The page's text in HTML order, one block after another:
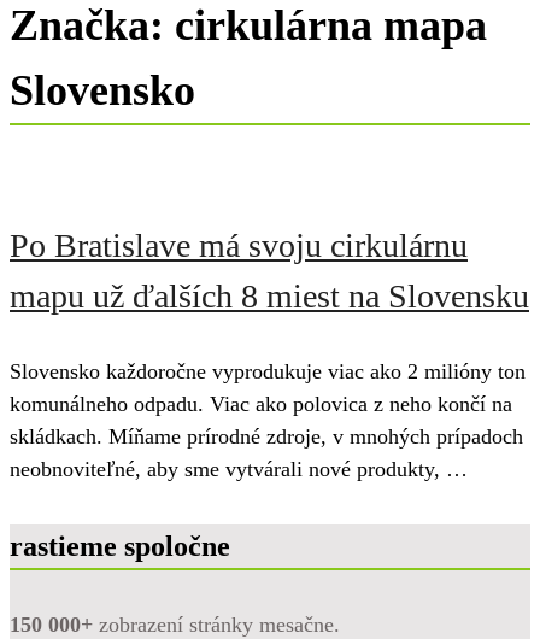
Značka: cirkulárna mapa
Slovensko
Po Bratislave má svoju cirkulárnu
mapu už ďalších 8 miest na Slovensku
Slovensko každoročne vyprodukuje viac ako 2 milióny ton
komunálneho odpadu. Viac ako polovica z neho končí na
skládkach. Míňame prírodné zdroje, v mnohých prípadoch
neobnoviteľné, aby sme vytvárali nové produkty, …
rastieme spoločne
150 000+ zobrazení stránky mesačne.